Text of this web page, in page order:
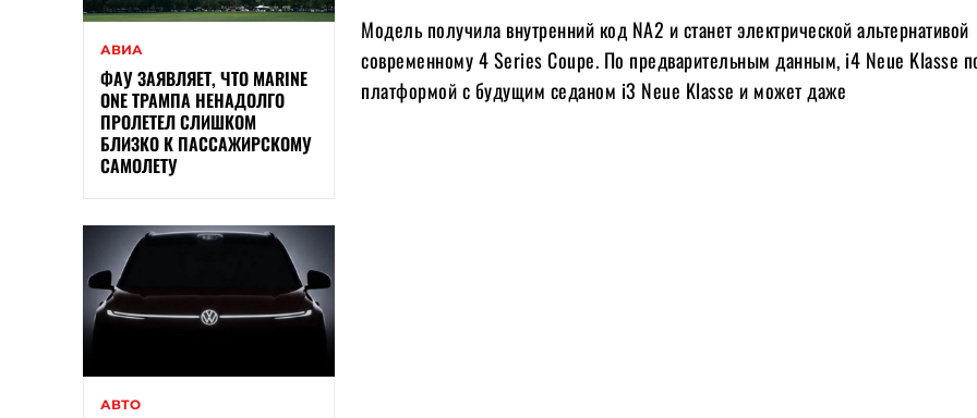
АВИА
ФАУ ЗАЯВЛЯЕТ, ЧТО MARINE
ONE ТРАМПА НЕНАДОЛГО
ПРОЛЕТЕЛ СЛИШКОМ
БЛИЗКО К ПАССАЖИРСКОМУ
САМОЛЕТУ
АВТО
Модель получила внутренний код NA2 и станет электрической альтернативой
современному 4 Series Coupe. По предварительным данным, i4 Neue Klasse
платформой с будущим седаном i3 Neue Klasse и может даже